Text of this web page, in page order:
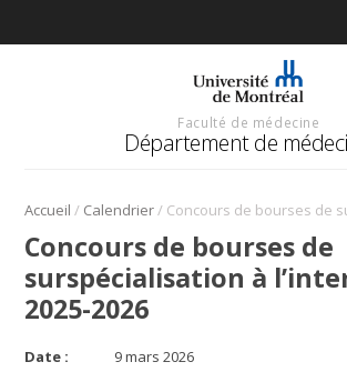
Faculté de médecine
Département de
Accueil / Calendrier/
Concours de bourses de
surspécialisation à
2025-2026
Date :
9 mars 2026